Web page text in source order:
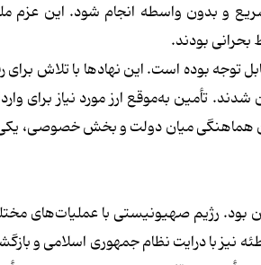
و بدون واسطه انجام شود. این عزم
بحرانی بودند.
توجه بوده است. این نهادها با تلاش برای
تأمین به‌موقع ارز مورد نیاز برای
این هماهنگی میان دولت و بخش خصوصی،
بود. رژیم صهیونیستی با عملیات‌های
نیز با درایت نظام جمهوری اسلامی و